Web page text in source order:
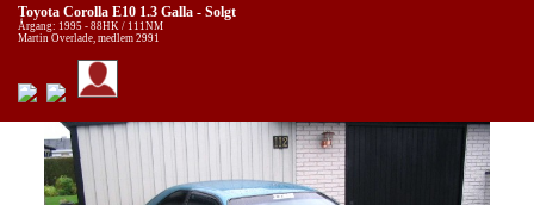
Toyota Corolla E10 1.3 Galla - Solgt
Årgang: 1995 - 88HK / 111NM
Martin Overlade, medlem 2991